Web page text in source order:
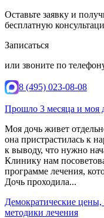
Оставьте заявку и
бесплатную
Записаться
или звоните по
8 (495) 023-08-08
Прошло 3 месяца и моя
Моя дочь живет
она пристрастилась к
к выводу, что нужно
Клинику нам
программе лечения,
Дочь проходила...
Демократические
методики лечения